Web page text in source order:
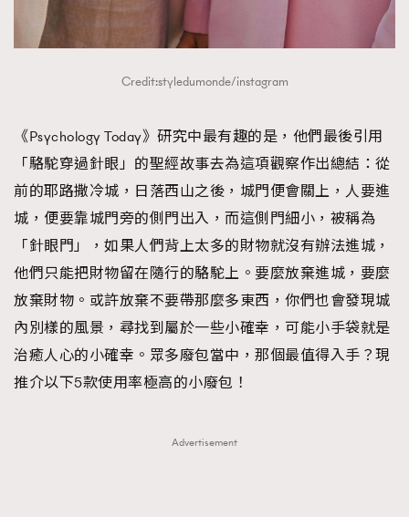
Credit:styledumonde/instagram
《Psychology Today》研究中最有趣的是，他們最後引用
「駱駝穿過針眼」的聖經故事去為這項觀察作出總結：從
前的耶路撒冷城，日落西山之後，城門便會關上，人要進
城，便要靠城門旁的側門出入，而這側門細小，被稱為
「針眼門」，如果人們背上太多的財物就沒有辦法進城，
他們只能把財物留在隨行的駱駝上。要麼放棄進城，要麼
放棄財物。或許放棄不要帶那麼多東西，你們也會發現城
內別樣的風景，尋找到屬於一些小確幸，可能小手袋就是
治癒人心的小確幸。眾多廢包當中，那個最值得入手？現
推介以下5款使用率極高的小廢包！
Advertisement